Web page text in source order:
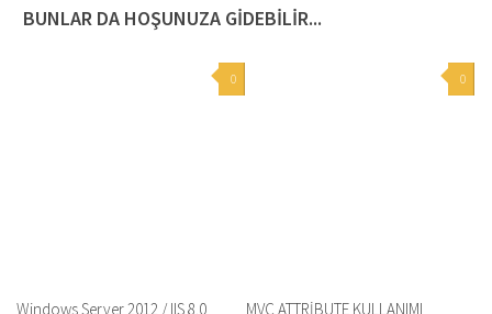
BUNLAR DA HOŞUNUZA GIDEBILIR...
0
Windows Server 2012 / IIS 8.0
0
MVC ATTRİBUTE KULLANIMI